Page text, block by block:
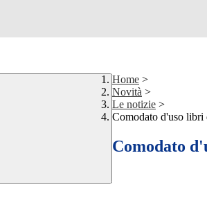
Home >
Novità >
Le notizie >
Comodato d'uso libri
Comodato